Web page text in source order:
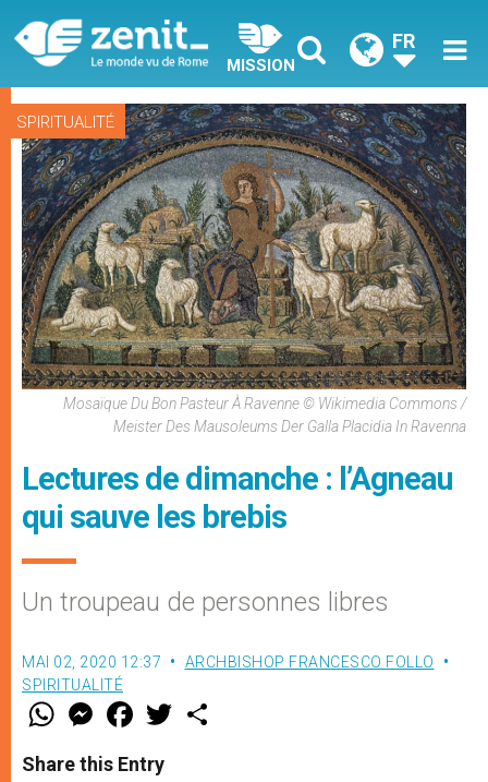
MISSION
FR
SPIRITUALITÉ
Mosaïque Du Bon Pasteur À Ravenne © Wikimedia Commons /
Meister Des Mausoleums Der Galla Placidia In Ravenna
Lectures de dimanche : l’Agneau
qui sauve les brebis
Un troupeau de personnes libres
MAI 02, 2020 12:37
ARCHBISHOP FRANCESCO FOLLO
SPIRITUALITÉ
W
t
s
M
e
s
e
F
a
e
b
w
Share this Entry